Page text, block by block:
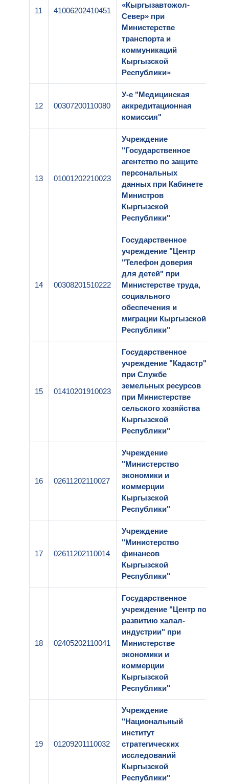
11 41006202410451
«Кыргызавтожол-
Север» при
Министерстве
транспорта и
коммуникаций
Кыргызской
Республики»
12 00307200110080
У-е "Медицинская
аккредитационная
комиссия"
13 01001202210023
Учреждение
"Государственное
агентство по защите
персональных
данных при Кабинете
Министров
Кыргызской
Республики"
14 00308201510222
Государственное
учреждение "Центр
"Телефон доверия
для детей" при
Министерстве труда,
социального
обеспечения и
миграции Кыргызской
Республики"
15 01410201910023
Государственное
учреждение "Кадастр"
при Службе
земельных ресурсов
при Министерстве
сельского хозяйства
Кыргызской
Республики"
16 02611202110027
Учреждение
"Министерство
экономики и
коммерции
Кыргызской
Республики"
17 02611202110014
Учреждение
"Министерство
финансов
Кыргызской
Республики"
18 02405202110041
Государственное
учреждение "Центр по
развитию халал-
индустрии" при
Министерстве
экономики и
коммерции
Кыргызской
Республики"
19 01209201110032
Учреждение
"Национальный
институт
стратегических
исследований
Кыргызской
Республики"